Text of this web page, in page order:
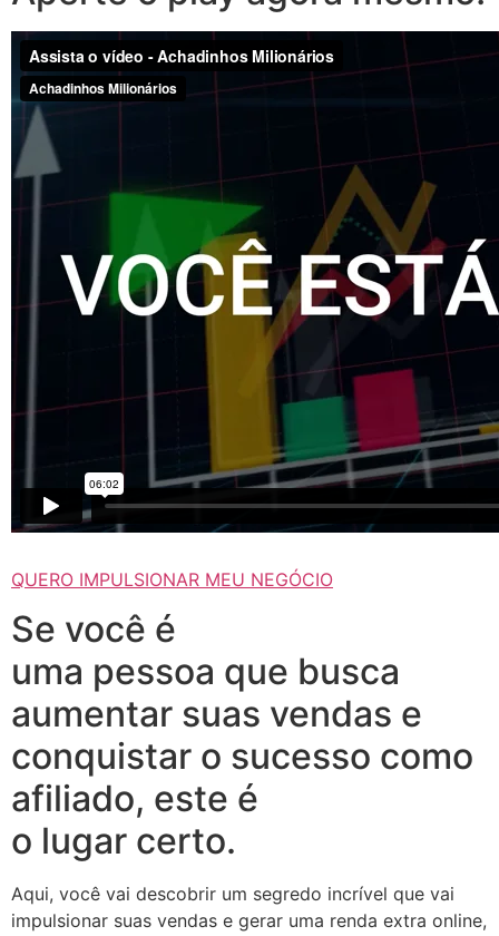
QUERO IMPULSIONAR MEU NEGÓCIO
Se você é
uma pessoa que busca
aumentar suas vendas e
conquistar o sucesso como
afiliado, este é
o lugar certo.
Aqui, você vai descobrir um segredo incrível que vai
impulsionar suas vendas e gerar uma renda extra online,